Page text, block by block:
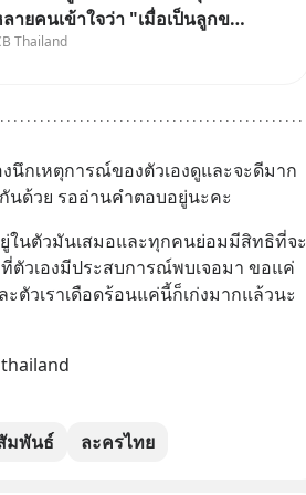
ายคนเข้าใจว่า "เมื่อเป็นลูกของ
ก็ย่อมเป็นบุตรชอบด้วย
Thailand
กเหตุการณ์ของตัวเองดูและจะดีมาก
นด้วย รออ่านคำตอบอยู่นะคะ
ในตัวมันเสมอและทุกคนย่อมมีสิทธิที่จะ
วเองมีประสบการณ์พบเจอมา ขอแค่
ตัวเราเดือดร้อนแค่นี้ก็เก่งมากแล้วนะ
มพันธ์ ละครไทย